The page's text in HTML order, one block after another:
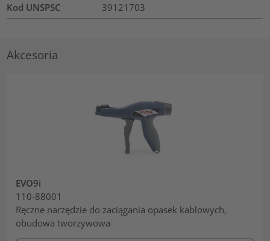
Kod UNSPSC 39121703
Akcesoria
EVO9i
110-88001
Ręczne narzędzie do zaciągania opasek kablowych,
obudowa tworzywowa